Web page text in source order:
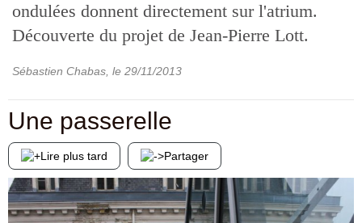
ondulées donnent directement sur l'atrium.
Découverte du projet de Jean-Pierre Lott.
Sébastien Chabas , le 29/11/2013
Une passerelle
Lire plus tard Partager